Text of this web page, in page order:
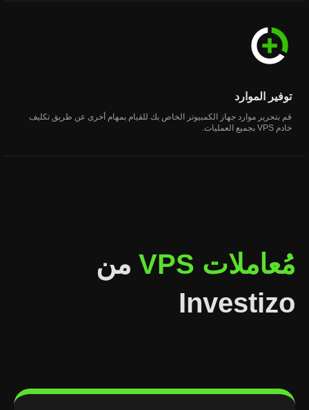
توفير الموارد
قم بتحرير موارد جهاز الكمبيوتر الخاص بك للقيام بمهام أخرى عن طريق تكليف
خادم VPS بجميع العمليات.
مُعاملات VPS
من
Investizo